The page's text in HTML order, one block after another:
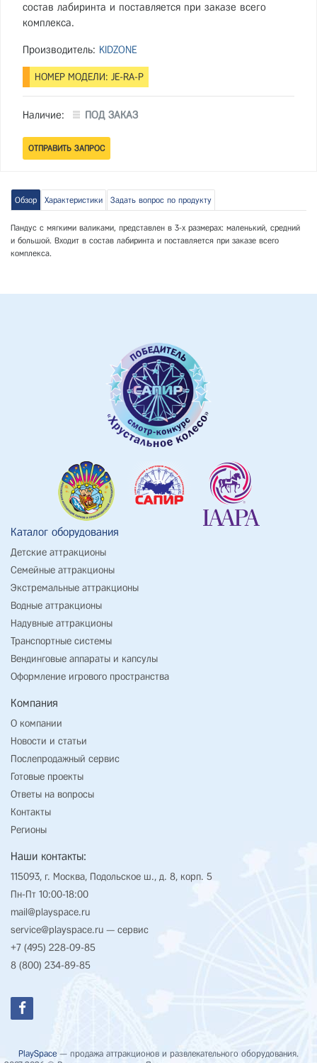
состав лабиринта и поставляется при заказе всего
комплекса. ​
Производитель: KIDZONE
НОМЕР МОДЕЛИ: JE-RA-Р
Наличие: ПОД ЗАКАЗ
Обзор Характеристики Задать вопрос по продукту
Пандус с мягкими валиками, представлен в 3-х размерах: маленький, средний
и большой. Входит в состав лабиринта и поставляется при заказе всего
комплекса.
Каталог оборудования
Детские аттракционы
Семейные аттракционы
Экстремальные аттракционы
Водные аттракционы
Надувные аттракционы
Транспортные системы
Вендинговые аппараты и капсулы
Оформление игрового пространства
Компания
О компании
Новости и статьи
Послепродажный сервис
Готовые проекты
Ответы на вопросы
Контакты
Регионы
Наши контакты:
115093, г. Москва, Подольское ш., д. 8, корп. 5
Пн-Пт 10:00-18:00
mail@playspace.ru
service@playspace.ru — сервис
+7 (495) 228-09-85
8 (800) 234-89-85
PlaySpace — продажа аттракционов и развлекательного оборудования.